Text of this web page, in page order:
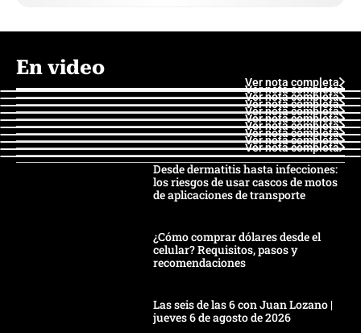
En video
Ver nota completa
Ver nota completa
Ver nota completa
Ver nota completa
Ver nota completa
Ver nota completa
Ver nota completa
Ver nota completa
Ver nota completa
Ver nota completa
Desde dermatitis hasta infecciones:
los riesgos de usar cascos de motos
de aplicaciones de transporte
¿Cómo comprar dólares desde el
celular? Requisitos, pasos y
recomendaciones
Las seis de las 6 con Juan Lozano |
jueves 6 de agosto de 2026